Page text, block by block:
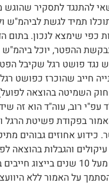
להתנגד לתסקיר שהוגש
תמיד לגשת לביהמ"ש
כפי שימצא לנכון.
ההפטר, יוכל ביהמ"ש
נגד פושט רגל שקיבל
חייב שהוכרז כפושט
עפ"י רוב, עוה"ד הוא זה
בפקודת פשיטת הרגל
כידוע אחוזים גבוהים
והגבלות בהוצאה
על האמור ללא